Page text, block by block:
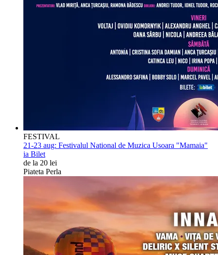
FESTIVAL
21-23 aug: Festivalul National de Muzica Usoara "Mamaia"
ia Bilet
de la 20 lei
Piateta Perla